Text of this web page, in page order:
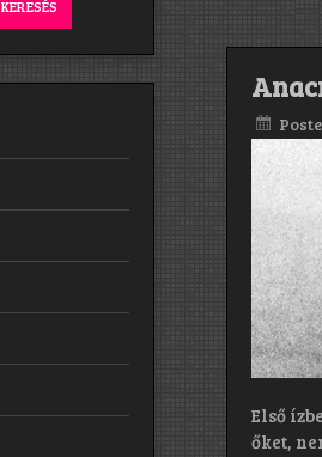
Első
őket,
KERESÉS